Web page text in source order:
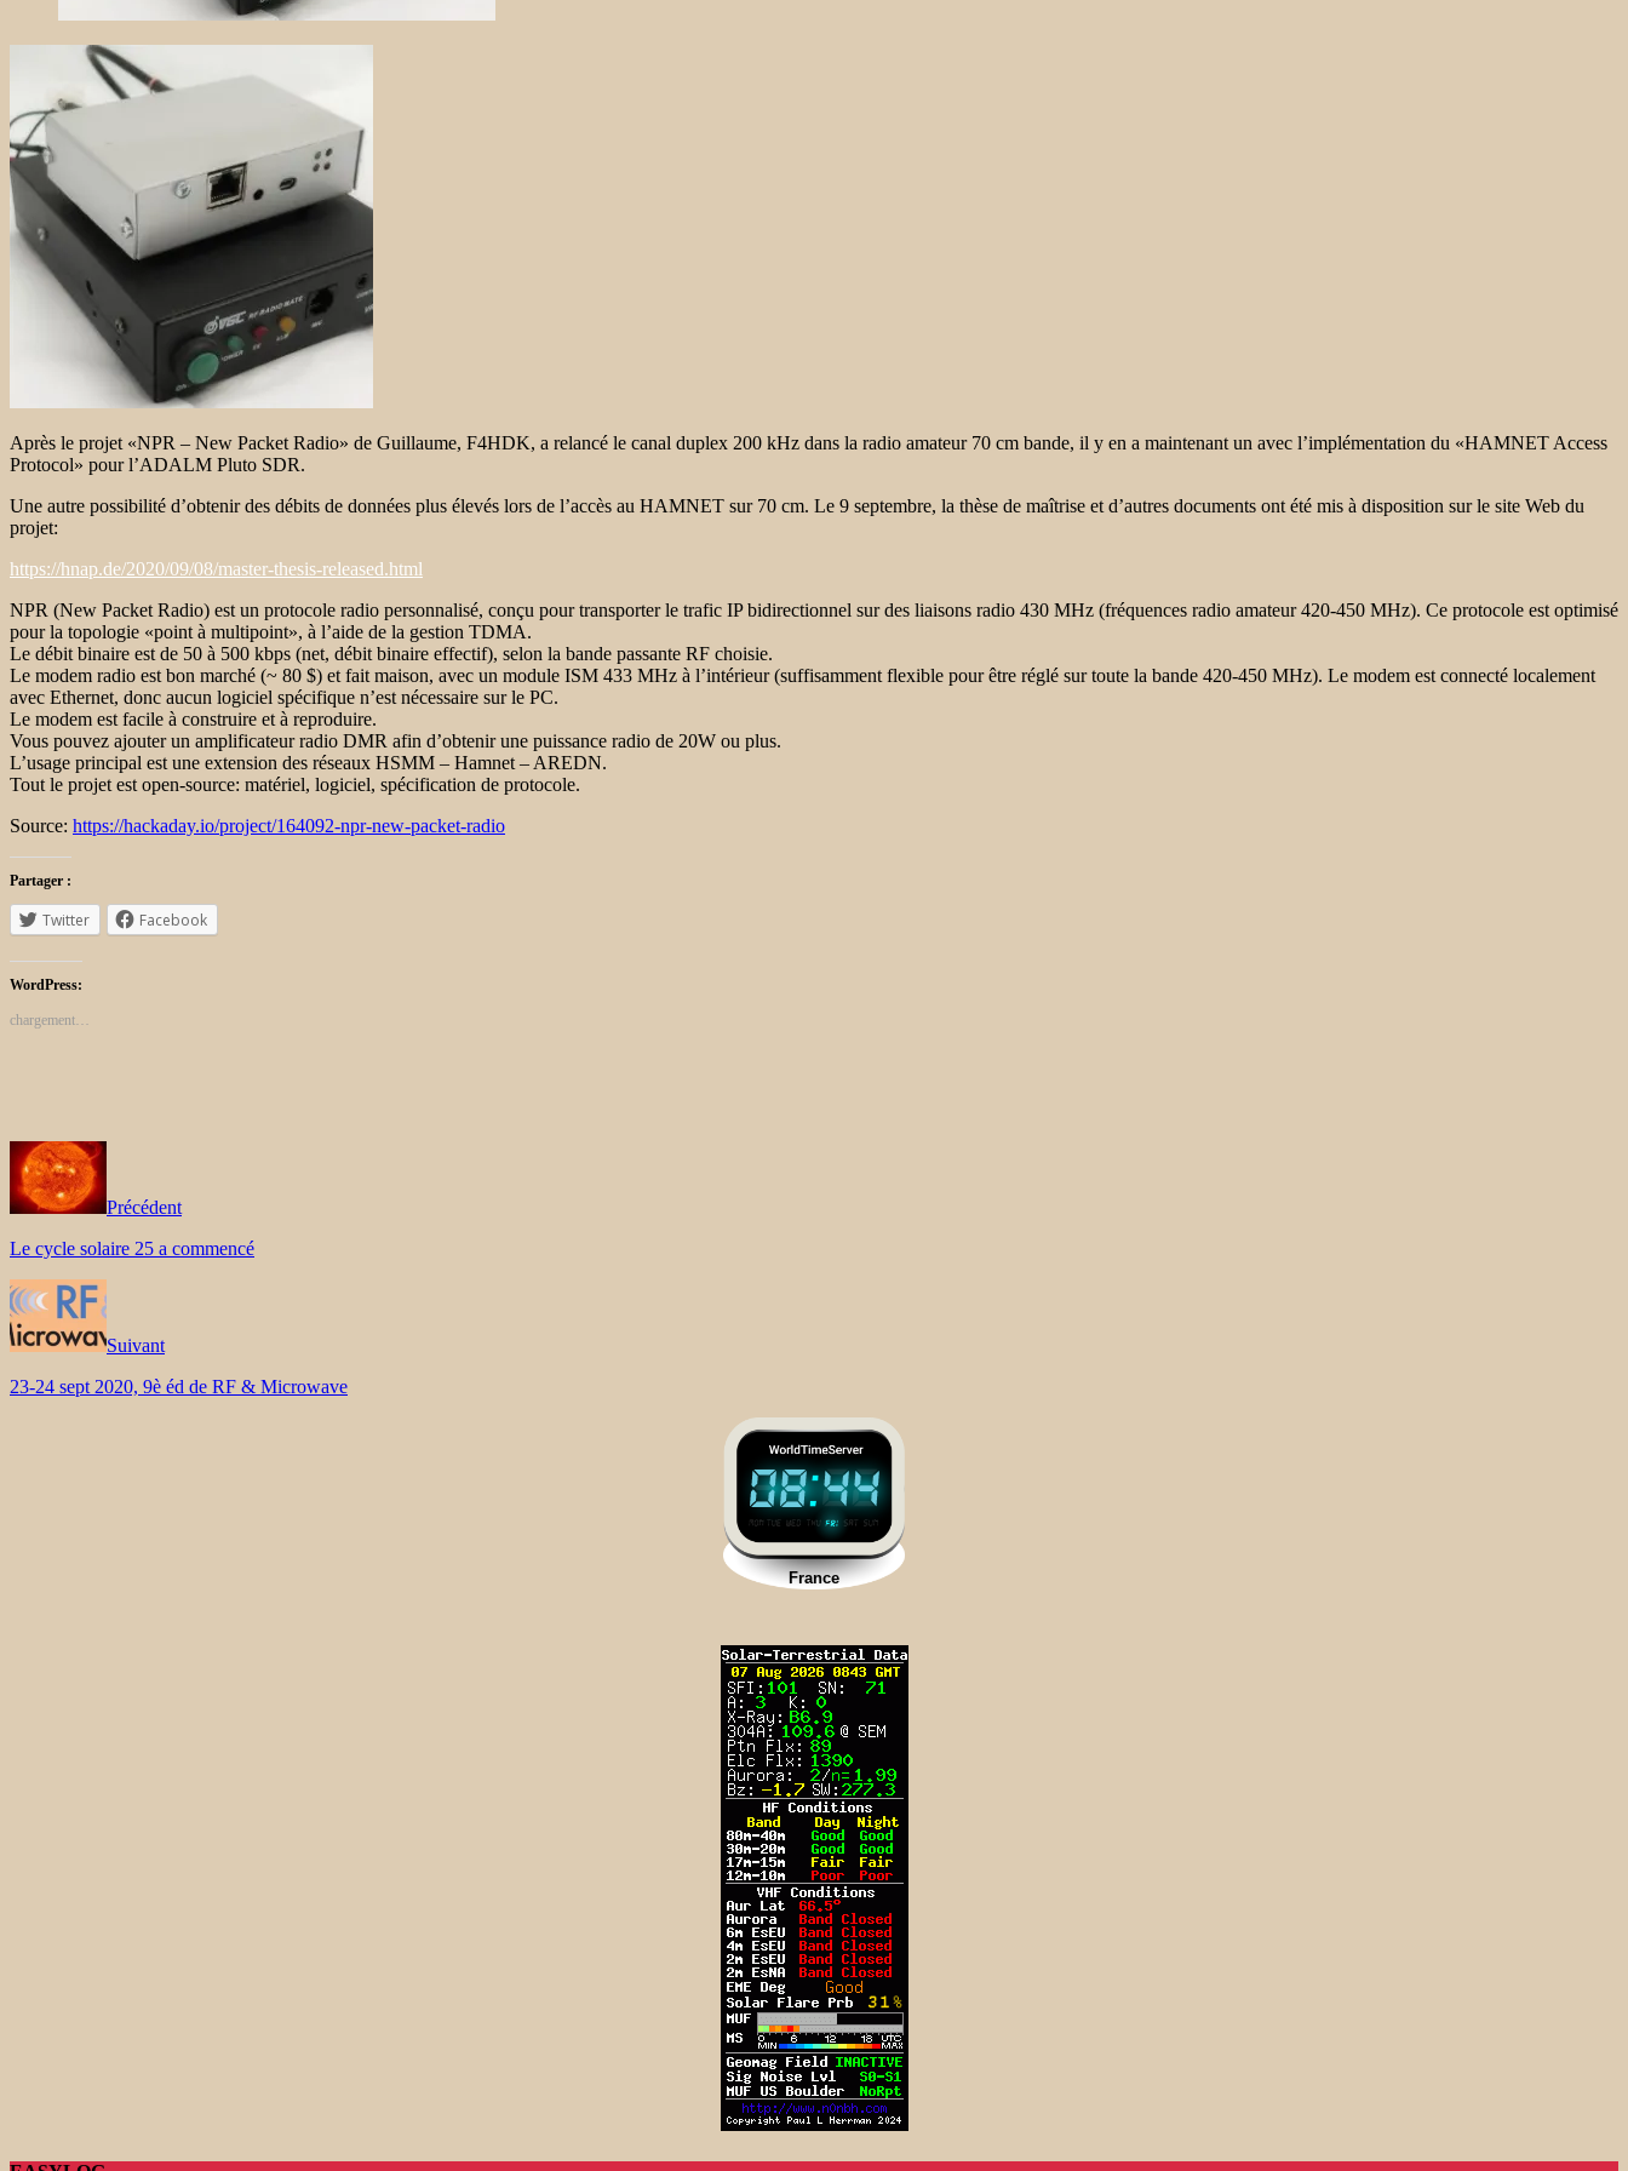
Après le projet «NPR – New Packet Radio» de Guillaume, F4HDK, a relancé le canal duplex 200 kHz dans la radio amateur 70 cm bande, il y en a maintenant un avec l’implémentation du «HAMNET Access
Protocol» pour l’ADALM Pluto SDR.
Une autre possibilité d’obtenir des débits de données plus élevés lors de l’accès au HAMNET sur 70 cm. Le 9 septembre, la thèse de maîtrise et d’autres documents ont été mis à disposition sur le site Web du
projet:
https://hnap.de/2020/09/08/master-thesis-released.html
NPR (New Packet Radio) est un protocole radio personnalisé, conçu pour transporter le trafic IP bidirectionnel sur des liaisons radio 430 MHz (fréquences radio amateur 420-450 MHz). Ce protocole est optimisé
pour la topologie «point à multipoint», à l’aide de la gestion TDMA.
Le débit binaire est de 50 à 500 kbps (net, débit binaire effectif), selon la bande passante RF choisie.
Le modem radio est bon marché (~ 80 $) et fait maison, avec un module ISM 433 MHz à l’intérieur (suffisamment flexible pour être réglé sur toute la bande 420-450 MHz). Le modem est connecté localement
avec Ethernet, donc aucun logiciel spécifique n’est nécessaire sur le PC.
Le modem est facile à construire et à reproduire.
Vous pouvez ajouter un amplificateur radio DMR afin d’obtenir une puissance radio de 20W ou plus.
L’usage principal est une extension des réseaux HSMM – Hamnet – AREDN.
Tout le projet est open-source: matériel, logiciel, spécification de protocole.
Source: https://hackaday.io/project/164092-npr-new-packet-radio
Partager :
Twitter Facebook
WordPress:
chargement…
Précédent
Le cycle solaire 25 a commencé
Suivant
23-24 sept 2020, 9è éd de RF & Microwave